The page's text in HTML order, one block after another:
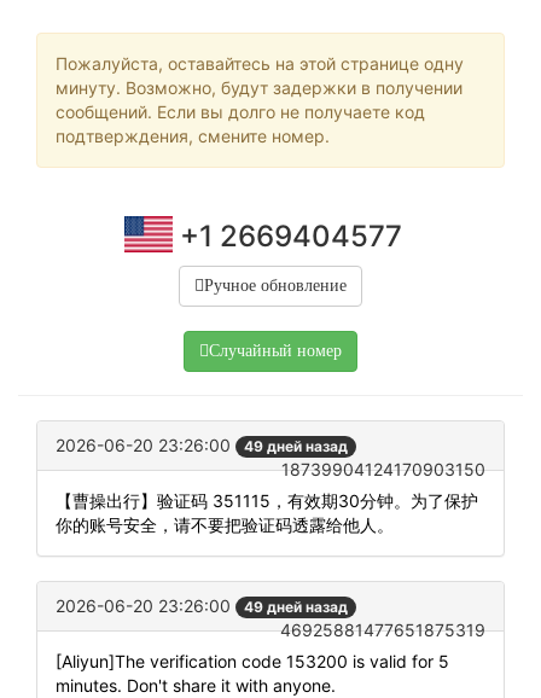
Пожалуйста, оставайтесь на этой странице одну
минуту. Возможно, будут задержки в получении
сообщений. Если вы долго не получаете код
подтверждения, смените номер.
+1 2669404577
Ручное обновление
Случайный номер
2026-06-20 23:26:00 49 дней назад
18739904124170903150
【曹操出行】验证码 351115，有效期30分钟。为了保护
你的账号安全，请不要把验证码透露给他人。
2026-06-20 23:26:00 49 дней назад
46925881477651875319
[Aliyun]The verification code 153200 is valid for 5
minutes. Don't share it with anyone.